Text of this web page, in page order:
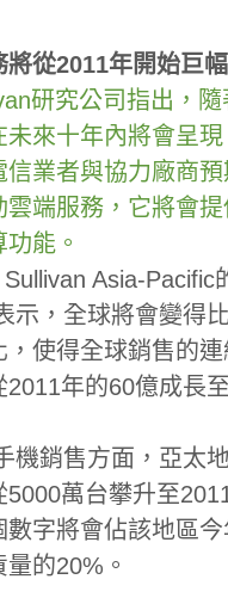
將從2011年開始巨
研究公司指出，隨
未來十年內將會呈
信業者與協力廠商
雲端服務，它將會
能。
Asia-Pacific
示，全球將會變得
，使得全球銷售的
2011年的60億成長
機銷售方面，亞太
5000萬台攀升至
數字將會佔該地區
的20%。